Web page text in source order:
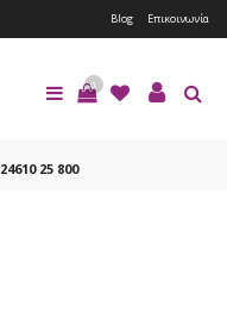
Blog Επικοινωνία
0
24610 25 800